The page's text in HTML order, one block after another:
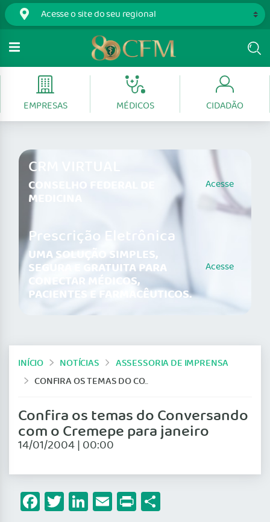
EMPRESAS MÉDICOS CIDADÃO
CRM VIRTUAL
CONSELHO FEDERAL DE
MEDICINA
Acesse
Prescrição Eletrônica
UMA SOLUÇÃO SIMPLES,
SEGURA E GRATUITA PARA
CONECTAR MÉDICOS,
PACIENTES E FARMACÊUTICOS.
Acesse
INÍCIO NOTÍCIAS
ASSESSORIA DE IMPRENSA
CONFIRA OS TEMAS DO CONVERSANDO COM O CREMEPE PARA JANEIRO
Confira os temas do Conversando
com o Cremepe para janeiro
14/01/2004 | 00:00
Facebook
Twitter
LinkedIn
Email
Print